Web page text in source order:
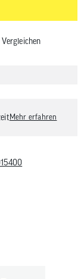
Vergleichen
Mehr erfahren